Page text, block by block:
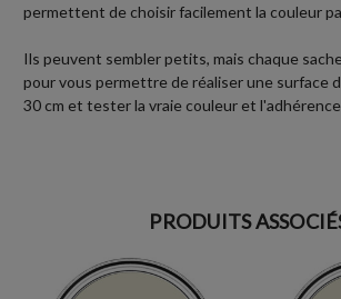
permettent de choisir facilement la couleur
Ils peuvent sembler petits, mais chaque
pour vous permettre de réaliser une surface
30 cm et tester la vraie couleur et l'adhérence
PRODUITS